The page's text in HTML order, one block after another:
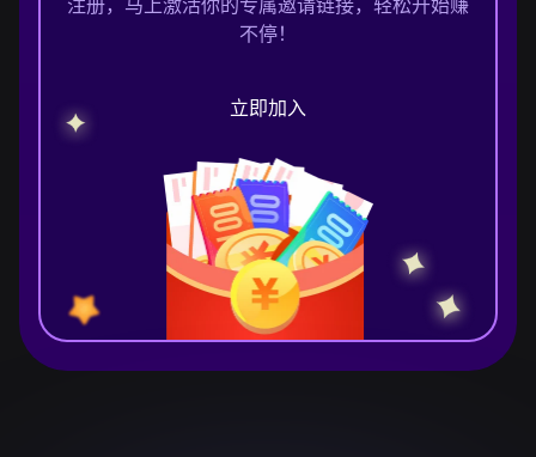
注册，马上激活你的专属邀请链接，轻松开始赚
不停！
立即加入